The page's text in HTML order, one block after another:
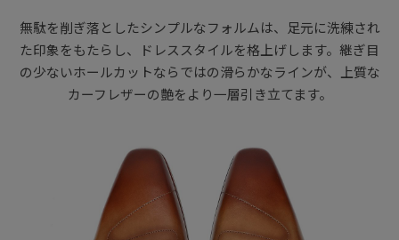
無駄を削ぎ落としたシンプルなフォルムは、足元に洗練され
た印象をもたらし、ドレススタイルを格上げします。継ぎ目
の少ないホールカットならではの滑らかなラインが、上質な
カーフレザーの艶をより一層引き立てます。